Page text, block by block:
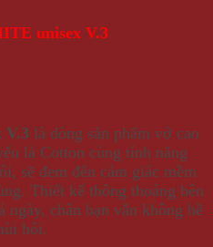
unisex V.3
V.3 là dòng sản phẩm vớ cao
là Cotton cùng tính năng
sẽ đem đến cảm giác mềm
Thiết kế thông thoáng bên
chân bạn vẫn không hề
hôi.